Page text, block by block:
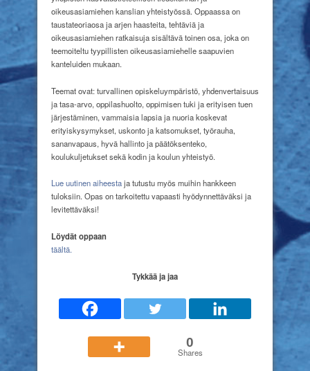
oikeusasiamiehen kanslian yhteistyössä. Oppaassa on
taustateoriaosa ja arjen haasteita, tehtäviä ja
oikeusasiamiehen ratkaisuja sisältävä toinen osa, joka on
teemoiteltu tyypillisten oikeusasiamiehelle saapuvien
kanteluiden mukaan.
Teemat ovat: turvallinen opiskeluympäristö, yhdenvertaisuus
ja tasa-arvo, oppilashuolto, oppimisen tuki ja erityisen tuen
järjestäminen, vammaisia lapsia ja nuoria koskevat
erityiskysymykset, uskonto ja katsomukset, työrauha,
sananvapaus, hyvä hallinto ja päätöksenteko,
koulukuljetukset sekä kodin ja koulun yhteistyö.
Lue uutinen aiheestaja tutustu myös muihin hankkeen
tuloksiin. Opas on tarkoitettu vapaasti hyödynnettäväksi ja
levitettäväksi!
Löydät oppaan
täältä.
Tykkää ja jaa
0
Shares